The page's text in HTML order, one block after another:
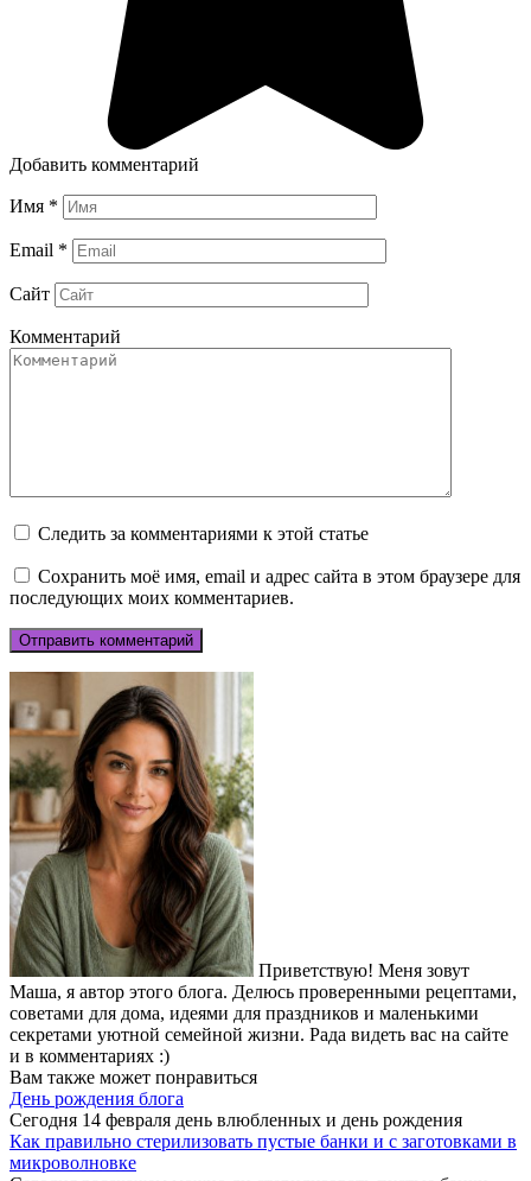
Добавить комментарий
Имя *
Email *
Сайт
Комментарий
Следить за комментариями к этой статье
Сохранить моё имя, email и адрес сайта в этом браузере для
последующих моих комментариев.
Приветствую! Меня зовут
Маша, я автор этого блога. Делюсь проверенными рецептами,
советами для дома, идеями для праздников и маленькими
секретами уютной семейной жизни. Рада видеть вас на сайте
и в комментариях :)
Вам также может понравиться
День рождения блога
Сегодня 14 февраля день влюбленных и день рождения
Как правильно стерилизовать пустые банки и с заготовками в
микроволновке